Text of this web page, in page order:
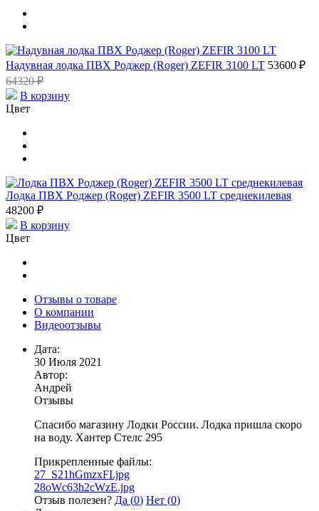
Надувная лодка ПВХ Роджер (Roger) ZEFIR 3100 LT 53600 ₽
64320 ₽
В корзину
Цвет
Лодка ПВХ Роджер (Roger) ZEFIR 3500 LT среднекилевая
48200 ₽
В корзину
Цвет
Отзывы о товаре
О компании
Видеоотзывы
Дата:
30 Июля 2021
Автор:
Андрей
Отзывы
Спасибо магазину Лодки России. Лодка пришла скоро
на воду. Хантер Стелс 295
Прикрепленные файлы:
27_S21hGmzxFI.jpg
28oWc63h2cWzE.jpg
Отзыв полезен? Да (0) Нет (0)